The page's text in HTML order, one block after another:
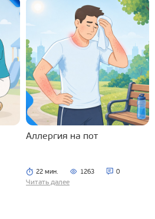
Аллергия на пот
22 мин. 1263 0
Читать далее